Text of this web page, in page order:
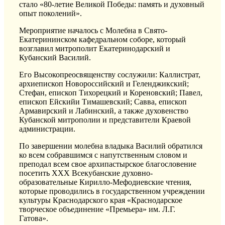
стало «80-летие Великой Победы: память и духовный
опыт поколений».
Мероприятие началось с Молебна в Свято-
Екатерининском кафедральном соборе, который
возглавил митрополит Екатеринодарский и
Кубанский Василий.
Его Высокопреосвященству сослужили: Каллистрат,
архиепископ Новороссийский и Геленджикский;
Стефан, епископ Тихорецкий и Кореновский; Павел,
епископ Ейскийи Тимашевский; Савва, епископ
Армавирский и Лабинский, а также духовенство
Кубанской митрополии и представители Краевой
администрации.
По завершении молебна владыка Василий обратился
ко всем собравшимся с напутственным словом и
преподал всем свое архипастырское благословение
посетить ХХХ Всекубанские духовно-
образовательные Кирилло-Мефодиевские чтения,
которые проводились в государственном учреждении
культуры Краснодарского края «Краснодарское
творческое объединение «Премьера» им. Л.Г.
Гатова».